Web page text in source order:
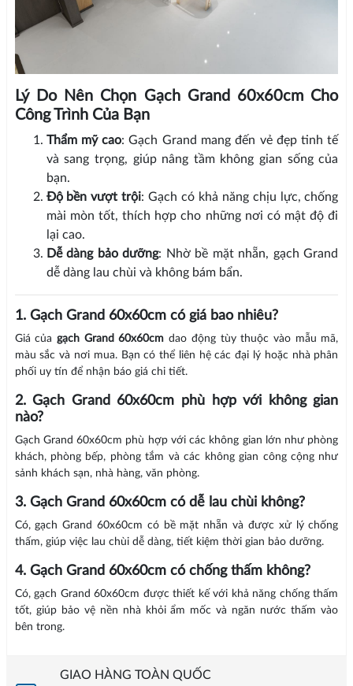
Lý Do Nên Chọn Gạch Grand 60x60cm Cho
Công Trình Của Bạn
Thẩm mỹ cao: Gạch Grand mang đến vẻ đẹp tinh tế
và sang trọng, giúp nâng tầm không gian sống của
bạn.
Độ bền vượt trội: Gạch có khả năng chịu lực, chống
mài mòn tốt, thích hợp cho những nơi có mật độ đi
lại cao.
Dễ dàng bảo dưỡng: Nhờ bề mặt nhẵn, gạch Grand
dễ dàng lau chùi và không bám bẩn.
1. Gạch Grand 60x60cm có giá bao nhiêu?
Giá củagạch Grand 60x60cm dao động tùy thuộc vào mẫu mã,
màu sắc và nơi mua. Bạn có thể liên hệ các đại lý hoặc nhà phân
phối uy tín để nhận báo giá chi tiết.
2. Gạch Grand 60x60cm phù hợp với không gian
nào?
Gạch Grand 60x60cm phù hợp với các không gian lớn như phòng
khách, phòng bếp, phòng tắm và các không gian công cộng như
sảnh khách sạn, nhà hàng, văn phòng.
3. Gạch Grand 60x60cm có dễ lau chùi không?
Có, gạch Grand 60x60cm có bề mặt nhẵn và được xử lý chống
thấm, giúp việc lau chùi dễ dàng, tiết kiệm thời gian bảo dưỡng.
4. Gạch Grand 60x60cm có chống thấm không?
Có, gạch Grand 60x60cm được thiết kế với khả năng chống thấm
tốt, giúp bảo vệ nền nhà khỏi ẩm mốc và ngăn nước thấm vào
bên trong.
GIAO HÀNG TOÀN QUỐC